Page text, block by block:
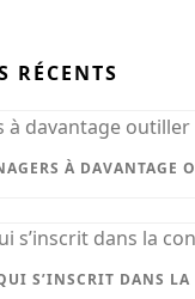
RÉCENTS
À DAVANTAGE
S’INSCRIT DANS